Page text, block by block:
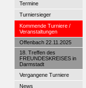
Termine
Turniersieger
Kommende Turniere /
Veranstaltungen
Offenbach 22.11.2025
18. Treffen des
FREUNDESKREISES in
Darmstadt
Vergangene Turniere
News